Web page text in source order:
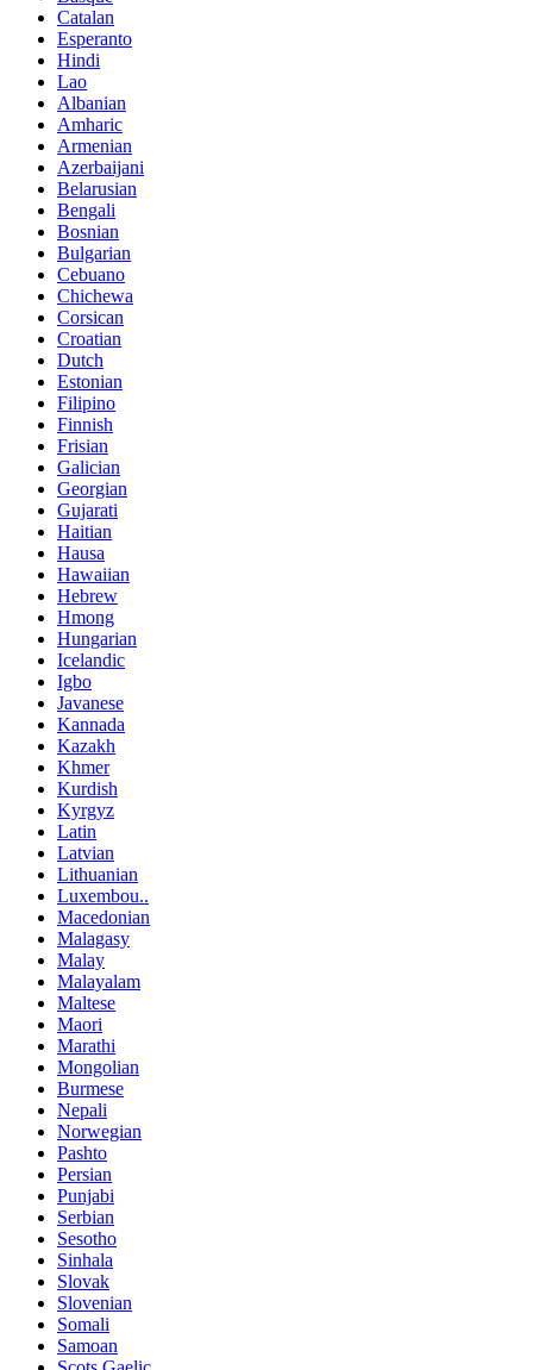
Catalan
Esperanto
Hindi
Lao
Albanian
Amharic
Armenian
Azerbaijani
Belarusian
Bengali
Bosnian
Bulgarian
Cebuano
Chichewa
Corsican
Croatian
Dutch
Estonian
Filipino
Finnish
Frisian
Galician
Georgian
Gujarati
Haitian
Hausa
Hawaiian
Hebrew
Hmong
Hungarian
Icelandic
Igbo
Javanese
Kannada
Kazakh
Khmer
Kurdish
Kyrgyz
Latin
Latvian
Lithuanian
Luxembou..
Macedonian
Malagasy
Malay
Malayalam
Maltese
Maori
Marathi
Mongolian
Burmese
Nepali
Norwegian
Pashto
Persian
Punjabi
Serbian
Sesotho
Sinhala
Slovak
Slovenian
Somali
Samoan